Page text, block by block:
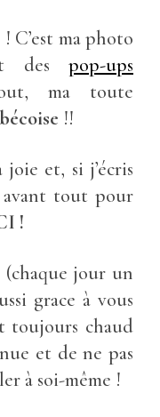
C’est ma photo
des pop-ups
ma toute
!!
joie et, si j’écris
avant tout pour
!
jour un
grace à vous
toujours chaud
et de ne pas
à soi-même !